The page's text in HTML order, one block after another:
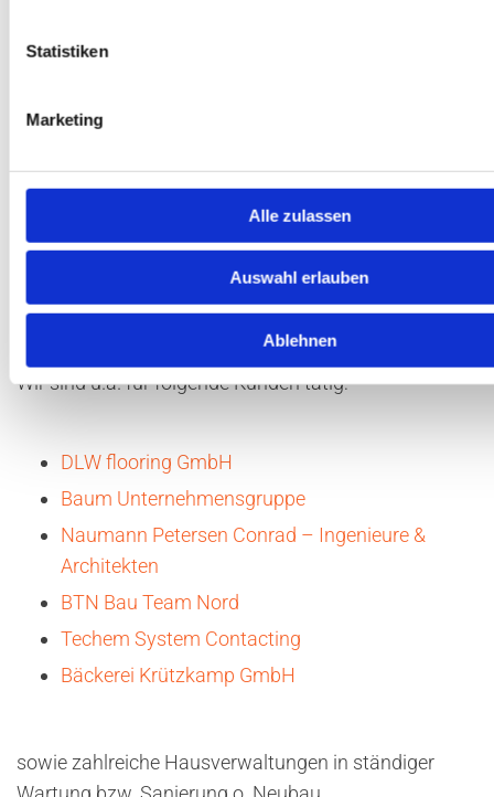
Statistiken
Marketing
Alle zulassen
Auswahl erlauben
Ablehnen
Programm SWD GasPlus

Mühlenbruch Sanitär und Heizung ist seit über 25
Wir sind u.a. für folgende Kunden tätig:
DLW flooring GmbH
Baum Unternehmensgruppe
Naumann Petersen Conrad – Ingenieure &
Architekten
BTN Bau Team Nord
Techem System Contacting
Bäckerei Krützkamp GmbH
sowie zahlreiche Hausverwaltungen in ständiger